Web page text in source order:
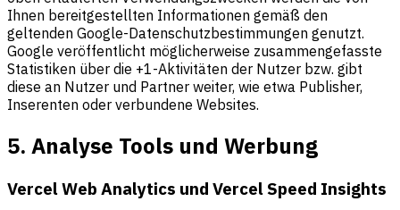
Ihnen bereitgestellten Informationen gemäß den
geltenden Google-Datenschutzbestimmungen genutzt.
Google veröffentlicht möglicherweise zusammengefasste
Statistiken über die +1-Aktivitäten der Nutzer bzw. gibt
diese an Nutzer und Partner weiter, wie etwa Publisher,
Inserenten oder verbundene Websites.
5. Analyse Tools und Werbung
Vercel Web Analytics und Vercel Speed Insights